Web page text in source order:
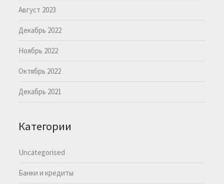
Август 2023
Декабрь 2022
Ноябрь 2022
Октябрь 2022
Декабрь 2021
Категории
Uncategorised
Банки и кредиты